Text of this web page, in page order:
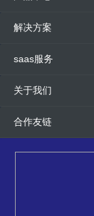
解决方案
saas服务
关于我们
合作友链